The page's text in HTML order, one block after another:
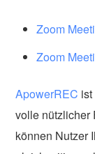
Zoom
Zoom
ApowerREC
volle nützlicher
können Nutzer